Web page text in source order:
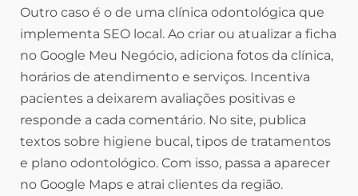
Outro caso é o de uma clínica odontológica que
implementa SEO local. Ao criar ou atualizar a ficha
no Google Meu Negócio, adiciona fotos da clínica,
horários de atendimento e serviços. Incentiva
pacientes a deixarem avaliações positivas e
responde a cada comentário. No site, publica
textos sobre higiene bucal, tipos de tratamentos
e plano odontológico. Com isso, passa a aparecer
no Google Maps e atrai clientes da região.